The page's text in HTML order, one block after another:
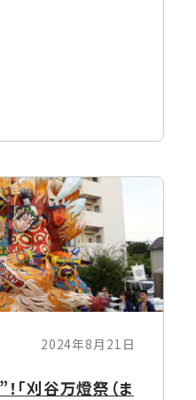
2024年8月21日
「刈谷万燈祭（ま